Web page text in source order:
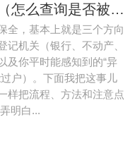
如何查看是否已被财产保全（怎么查询是否被保全）
全，基本上就是三个方向
机关（银行、不动产、
及你平时能感知到的“异
户）。下面我把这事儿
样把流程、方法和注意点
明白...